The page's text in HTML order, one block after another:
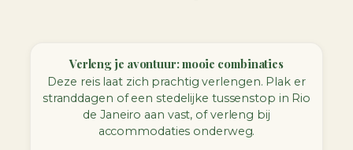
Verleng je avontuur: mooie combinaties
Deze reis laat zich prachtig verlengen. Plak er
stranddagen of een stedelijke tussenstop in Rio
de Janeiro aan vast, of verleng bij
accommodaties onderweg.